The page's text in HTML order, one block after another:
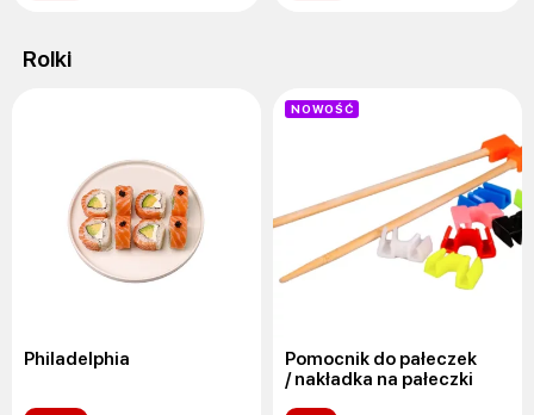
Rolki
Philadelphia
NOWOŚĆ
Pomocnik do pałeczek
/ nakładka na pałeczki